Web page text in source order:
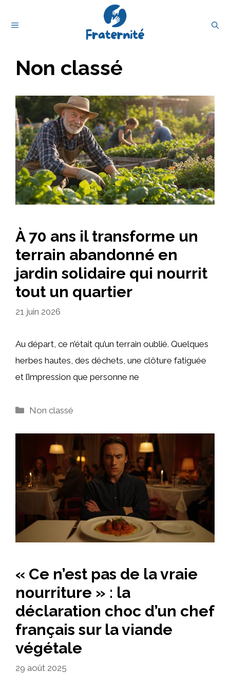
MENU
Non classé
À 70 ans il transforme un
terrain abandonné en
jardin solidaire qui nourrit
tout un quartier
21 juin 2026
Au départ, ce n’était qu’un terrain oublié. Quelques
herbes hautes, des déchets, une clôture fatiguée
et l’impression que personne ne
Catégories
Non classé
« Ce n’est pas de la vraie
nourriture » : la
déclaration choc d’un chef
français sur la viande
végétale
29 août 2025